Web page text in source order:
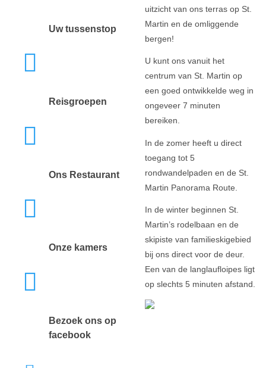
Uw tussenstop
Reisgroepen
Ons Restaurant
Onze kamers
Bezoek ons op
facebook
uitzicht van ons terras op St.
Martin en de omliggende
bergen!
U kunt ons vanuit het
centrum van St. Martin op
een goed ontwikkelde weg in
ongeveer 7 minuten
bereiken.
In de zomer heeft u direct
toegang tot 5
rondwandelpaden en de St.
Martin Panorama Route.
In de winter beginnen St.
Martin’s rodelbaan en de
skipiste van familieskigebied
bij ons direct voor de deur.
Een van de langlaufloipes ligt
op slechts 5 minuten afstand.